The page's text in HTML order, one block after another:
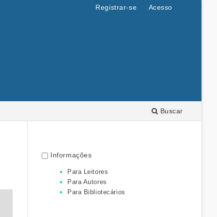
Buscar
Registrar-se Acesso
Informações
Para Leitores
Para Autores
Para Bibliotecários